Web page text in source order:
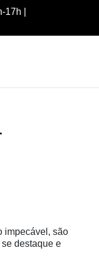
|
impecável, são
destaque e